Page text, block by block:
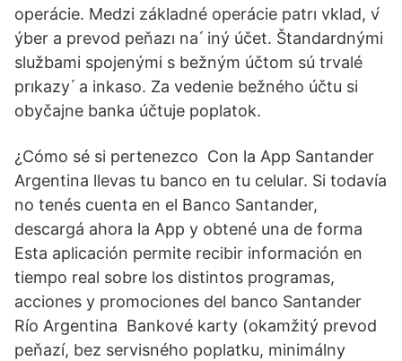
operácie. Medzi základné operácie patrı vklad, v́
ýber a prevod peňazı na ́ iný účet. Štandardnými
službami spojenými s bežným účtom sú trvalé
prıkazy ́ a inkaso. Za vedenie bežného účtu si
obyčajne banka účtuje poplatok.
¿Cómo sé si pertenezco Con la App Santander
Argentina llevas tu banco en tu celular. Si todavía
no tenés cuenta en el Banco Santander,
descargá ahora la App y obtené una de forma
Esta aplicación permite recibir información en
tiempo real sobre los distintos programas,
acciones y promociones del banco Santander
Río Argentina Bankové karty (okamžitý prevod
peňazí, bez servisného poplatku, minimálny